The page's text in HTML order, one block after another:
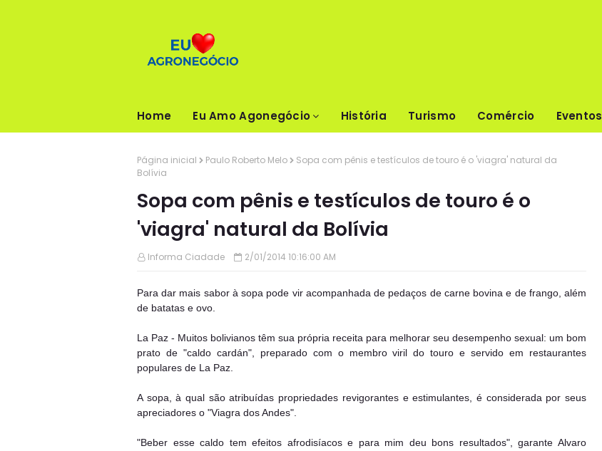
Home Eu Amo Agonegócio História Turismo Comércio Eventos
Página inicial Paulo Roberto Melo
Sopa com pênis e testículos de touro é o 'viagra' natural da
Bolívia
Sopa com pênis e testículos de touro é o
'viagra' natural da Bolívia
Informa Ciadade 2/01/2014 10:16:00 AM
Para dar mais sabor à sopa pode vir acompanhada de pedaços de carne bovina e de frango, além
de batatas e ovo.
La Paz - Muitos bolivianos têm sua própria receita para melhorar seu desempenho sexual: um bom
prato de "caldo cardán", preparado com o membro viril do touro e servido em restaurantes
populares de La Paz.
A sopa, à qual são atribuídas propriedades revigorantes e estimulantes, é considerada por seus
apreciadores o "Viagra dos Andes".
"Beber esse caldo tem efeitos afrodisíacos e para mim deu bons resultados", garante Alvaro